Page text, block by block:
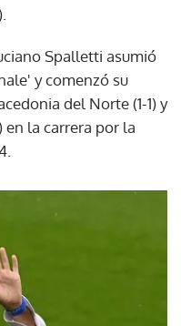
Spalletti asumió
y comenzó su
del Norte (1-1) y
en la carrera por la